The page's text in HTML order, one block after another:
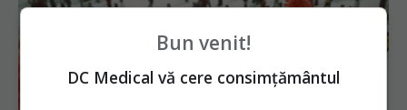
Bun venit!
DC Medical vă cere consimțământul